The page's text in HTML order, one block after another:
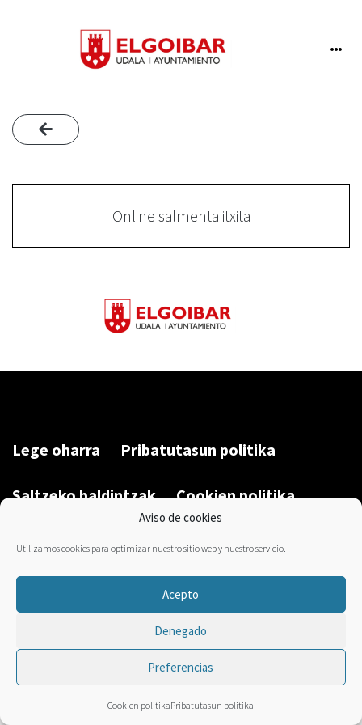
Aviso de cookies
Utilizamos cookies para optimizar nuestro sitio web y nuestro servicio.
Acepto
Denegado
Preferencias
Cookien politikaPribatutasun politika
Online salmenta itxita
Lege oharra Pribatutasun politika
Saltzeko baldintzak Cookien politika
Garatu du/Desarrollado por:Bravo Manager2026